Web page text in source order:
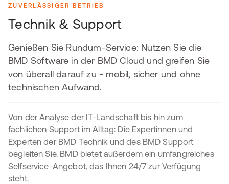
ZUVERLÄSSIGER BETRIEB
Technik & Support
Genießen Sie Rundum-Service: Nutzen Sie die
BMD Software in der BMD Cloud und greifen Sie
von überall darauf zu - mobil, sicher und ohne
technischen Aufwand.
Von der Analyse der IT-Landschaft bis hin zum
fachlichen Support im Alltag: Die Expertinnen und
Experten der BMD Technik und des BMD Support
begleiten Sie. BMD bietet außerdem ein umfangreiches
Selfservice-Angebot, das Ihnen 24/7 zur Verfügung
steht.